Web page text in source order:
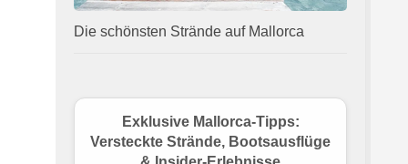
Die schönsten Strände auf Mallorca
Exklusive Mallorca-Tipps:
Versteckte Strände, Bootsausflüge